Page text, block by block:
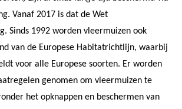
Vanaf 2017 is dat de Wet
Sinds 1992 worden vleermuizen ook
van de Europese Habitatrichtlijn, waarbij
voor alle Europese soorten. Er worden
genomen om vleermuizen te
het opknappen en beschermen van